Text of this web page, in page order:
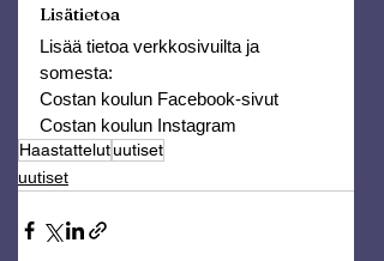
Lisätietoa
Lisää tietoa verkkosivuilta ja
somesta:
Costan koulun Facebook-sivut
Costan koulun Instagram
Haastattelutuutiset
uutiset